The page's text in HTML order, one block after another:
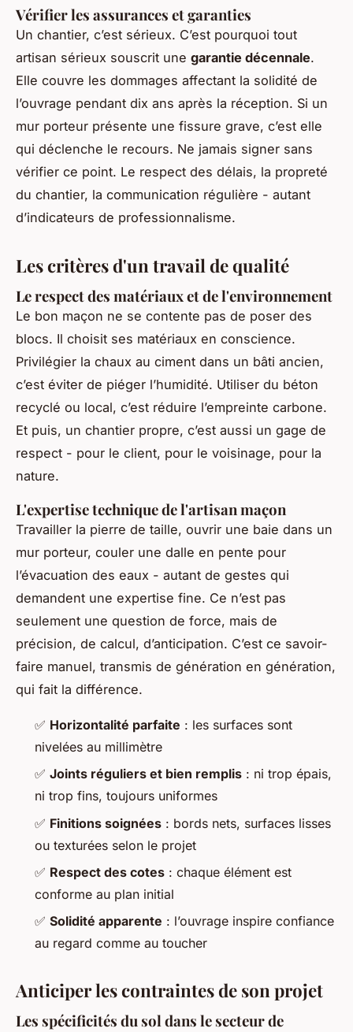
Vérifier les assurances et garanties
Un chantier, c’est sérieux. C’est pourquoi tout
artisan sérieux souscrit une garantie décennale.
Elle couvre les dommages affectant la solidité de
l’ouvrage pendant dix ans après la réception. Si un
mur porteur présente une fissure grave, c’est elle
qui déclenche le recours. Ne jamais signer sans
vérifier ce point. Le respect des délais, la propreté
du chantier, la communication régulière - autant
d’indicateurs de professionnalisme.
Les critères d'un travail de qualité
Le respect des matériaux et de l'environnement
Le bon maçon ne se contente pas de poser des
blocs. Il choisit ses matériaux en conscience.
Privilégier la chaux au ciment dans un bâti ancien,
c’est éviter de piéger l’humidité. Utiliser du béton
recyclé ou local, c’est réduire l’empreinte carbone.
Et puis, un chantier propre, c’est aussi un gage de
respect - pour le client, pour le voisinage, pour la
nature.
L'expertise technique de l'artisan maçon
Travailler la pierre de taille, ouvrir une baie dans un
mur porteur, couler une dalle en pente pour
l’évacuation des eaux - autant de gestes qui
demandent une expertise fine. Ce n’est pas
seulement une question de force, mais de
précision, de calcul, d’anticipation. C’est ce savoir-
faire manuel, transmis de génération en génération,
qui fait la différence.
✅ Horizontalité parfaite : les surfaces sont
nivelées au millimètre
✅ Joints réguliers et bien remplis : ni trop épais,
ni trop fins, toujours uniformes
✅ Finitions soignées : bords nets, surfaces lisses
ou texturées selon le projet
✅ Respect des cotes : chaque élément est
conforme au plan initial
✅ Solidité apparente : l’ouvrage inspire confiance
au regard comme au toucher
Anticiper les contraintes de son projet
Les spécificités du sol dans le secteur de